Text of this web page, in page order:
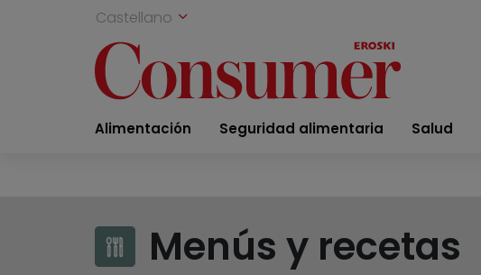
Castellano
Alimentación Seguridad alimentaria Salud
Menús y recetas